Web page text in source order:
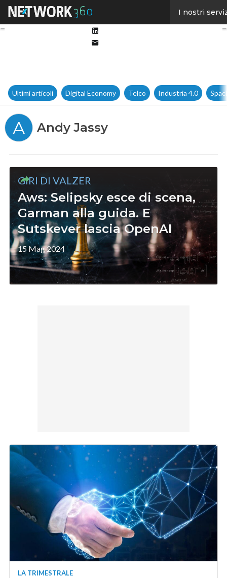
I nostri
Ultimi articoli Digital Economy Telco Industria 4.0
A Andy Jassy
GIRI DI VALZER
Aws: Selipsky esce di scena,
Garman alla guida. E
Sutskever lascia OpenAI
15 Mag 2024
LA TRIMESTRALE